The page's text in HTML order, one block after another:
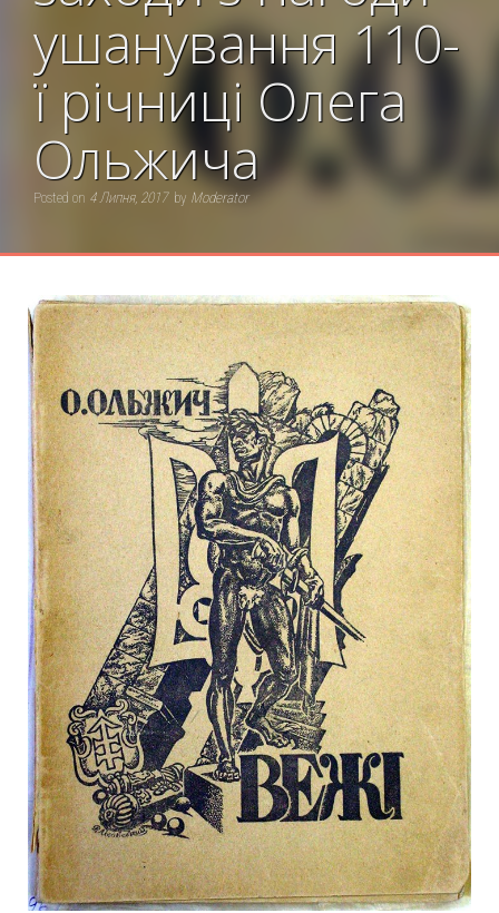
ушанування 110-
ї річниці Олега
Ольжича
Posted on 4 Липня, 2017 by Moderator